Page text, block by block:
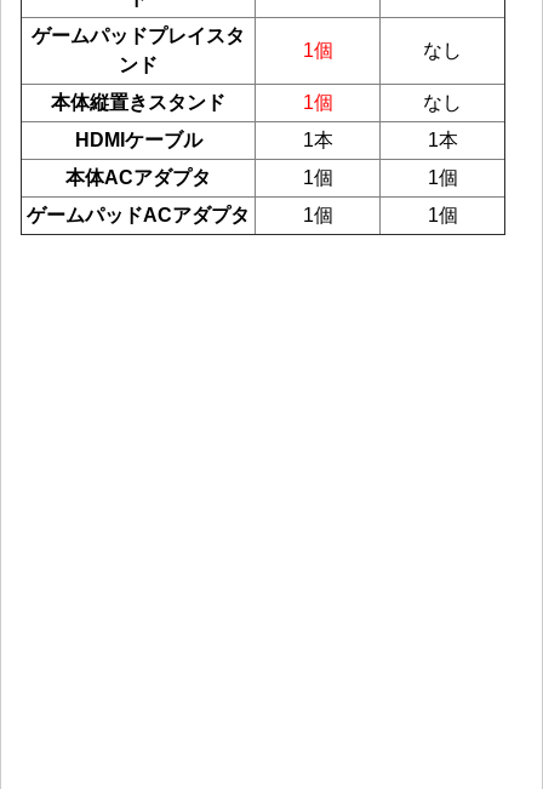
ゲームパッドプレイスタ
ンド
1個 なし
本体縦置きスタンド 1個
なし
HDMIケーブル
1本
1本
本体ACアダプタ
1個
1個
ゲームパッドACアダプタ
1個 1個